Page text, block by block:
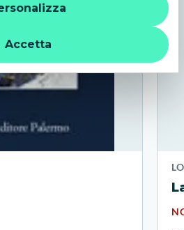
continuare senza cookie o altri
diversi da quelli tecnici. Per
privacy
Accetta